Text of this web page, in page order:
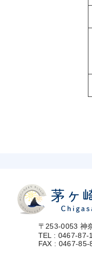
〒253-0053 神
TEL : 0467-87-
FAX : 0467-85-